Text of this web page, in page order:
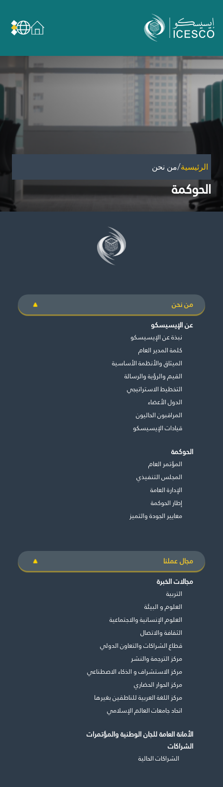
عن الإيسيسكو
الحوكمة
مجال عملنا
مجالات الخبرة
الأمانة العامة للجان الوطنية والمؤتمرات
الشراكات
تأثيرنا
أهداف التنمية المستدامة
مكتبة الإيسيسكو الرقمية
آخر الأخبار
الأحداث
وسائل التواصل الاجتماعي للإيسيسكو
للتواصل
الاتصال بنا
طريقة عملنا
شاركونا
انضم إلى عائلة الإيسيسكو
للموردين
©حقوق الطبع والنشر للإيسيسكو. جميع الحقوق محفوظة.
حقوق النسخ
سياسة وإجراءات الذكاء الاصطناعي
الرئيسية/من نحن
الحوكمة
من نحن
عن الإيسيسكو
نبذة عن الإيسيسكو
كلمة المدير العام
الميثاق والأنظمة الأساسية
القيم والرؤية والرسالة
التخطيط الاستراتيجي
الدول الأعضاء
المراقبون الحاليون
قيادات الإيسيسكو
الحوكمة
المؤتمر العام
المجلس التنفيذي
اﻹدارة العامة
إطار الحوكمة
معايير الجودة والتميز
مجال عملنا
مجالات الخبرة
التربية
العلوم و البيئة
العلوم الإنسانية والاجتماعية
الثقافة والاتصال
قطاع الشراكات والتعاون الدولي
مركز الترجمة والنشر
مركز الاستشراف و الذكاء الاصطناعي
مركز الحوار الحضاري
مركز اللغة العربية للناطقين بغيرها
اتحاد جامعات العالم الإسلامي
الأمانة العامة للجان الوطنية والمؤتمرات
الشراكات
الشراكات الحالية